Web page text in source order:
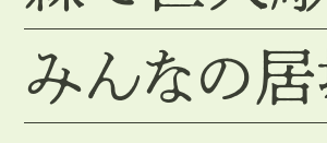
みんなの